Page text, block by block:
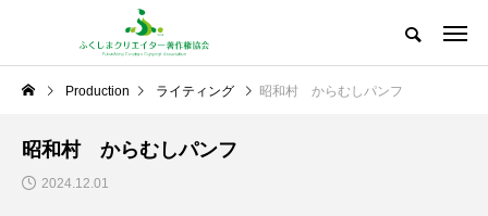
Production ライティング 昭和村 からむしパンフ
昭和村 からむしパンフ
2024.12.01